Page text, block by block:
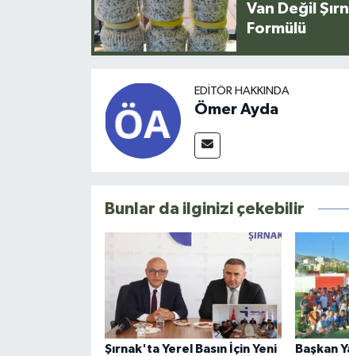
Van Değil
Formülü
EDITÖR HAKKINDA
Ömer Ayda
Bunlar da ilginizi çekebilir
Şırnak'ta Yerel Basın İçin Yeni
Başkan